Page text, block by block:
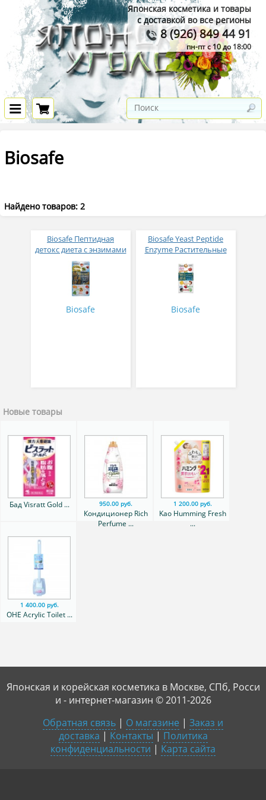
Японская косметика и товары
с доставкой во все регионы
8 (926) 849 44 91
пн-пт с 10 до 18:00
Biosafe
Найдено товаров: 2
Biosafe Пептидная
детокс диета с энзимами
и водородом № 90
Biosafe
Biosafe Yeast Peptide
Enzyme Растительные
пищеварения 60
таблеток
Biosafe
Новые товары
Бад Visratt Gold ... 950.00 руб.
Кондиционер Rich
Perfume ...
1 200.00 руб.
Kao Humming Fresh
...
1 400.00 руб.
OHE Acrylic Toilet ...
Японская и корейская косметика в Москве, СПб, Росси
и - интернет-магазин © 2011-2026
Обратная связь | О магазине | Заказ и
доставка | Контакты | Политика
конфиденциальности | Карта сайта